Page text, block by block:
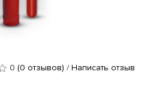
0 (0 отзывов) / Написать отзыв